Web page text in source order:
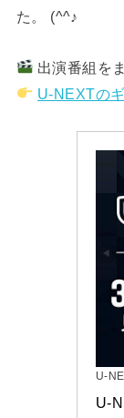
た。 (^^♪
出演番組を
U-NEXTの
U-
U-